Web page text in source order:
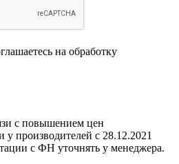
на обработку
с повышением цен
производителей с 28.12.2021
с ФН уточнять у менеджера.